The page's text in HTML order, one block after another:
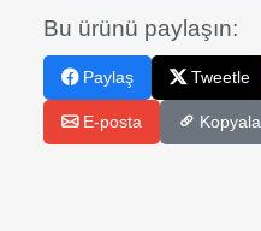
Bu ürünü paylaşın:
Paylaş Tweetle
E-posta Kopyala